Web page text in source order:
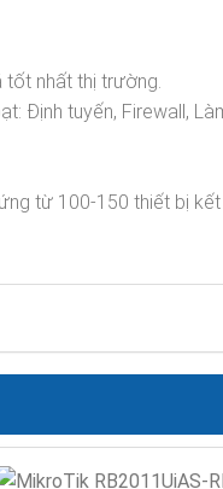
tốt nhất thị trường.
Định tuyến, Firewall,
từ 100-150 thiết bị